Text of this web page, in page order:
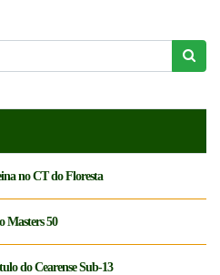
no CT do Floresta
Masters 50
do Cearense Sub-13